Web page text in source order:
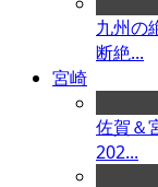
九州の
断絶...
宮崎
佐賀＆
202...